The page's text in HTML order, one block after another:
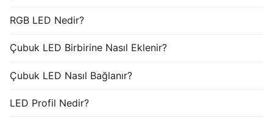
RGB LED Nedir?
Çubuk LED Birbirine Nasıl Eklenir?
Çubuk LED Nasıl Bağlanır?
LED Profil Nedir?